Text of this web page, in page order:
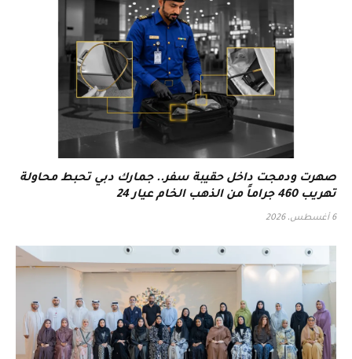
صهرت ودمجت داخل حقيبة سفر.. جمارك دبي تحبط محاولة
تهريب 460 جراماً من الذهب الخام عيار 24
6 أغسطس، 2026